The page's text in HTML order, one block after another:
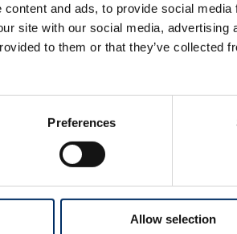
and ads, to provide social
site with our social media,
to them or that they’ve
Preferences
Allow selection